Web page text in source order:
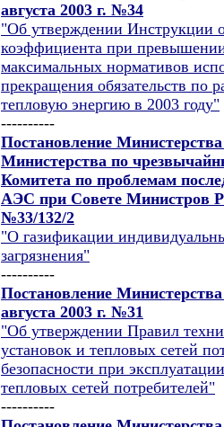
августа 2003 г. №34
"Об утверждении Инструкции
коэффициента при
максимальных нормативов
прекращения обязательств по
тепловую энергию в 2003 году"
----------
Постановление
Министерства по
Комитета по проблемам
АЭС при Совете Министров
№33/132/2
"О газификации
загрязнения"
----------
Постановление
августа 2003 г. №31
"Об утверждении Правил
установок и тепловых сетей
безопасности при
тепловых сетей потребителей"
----------